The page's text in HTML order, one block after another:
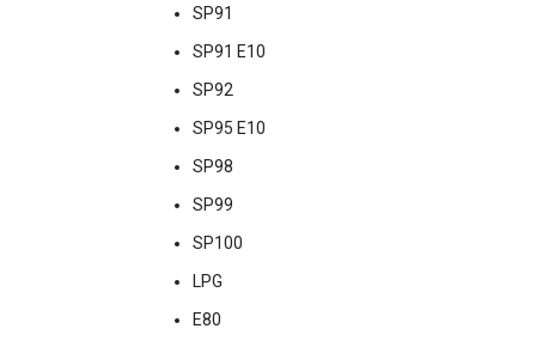
SP91
SP91 E10
SP92
SP95 E10
SP98
SP99
SP100
LPG
E80